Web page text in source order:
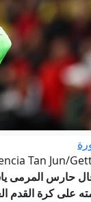
Tan Jun/
على كرة القدم